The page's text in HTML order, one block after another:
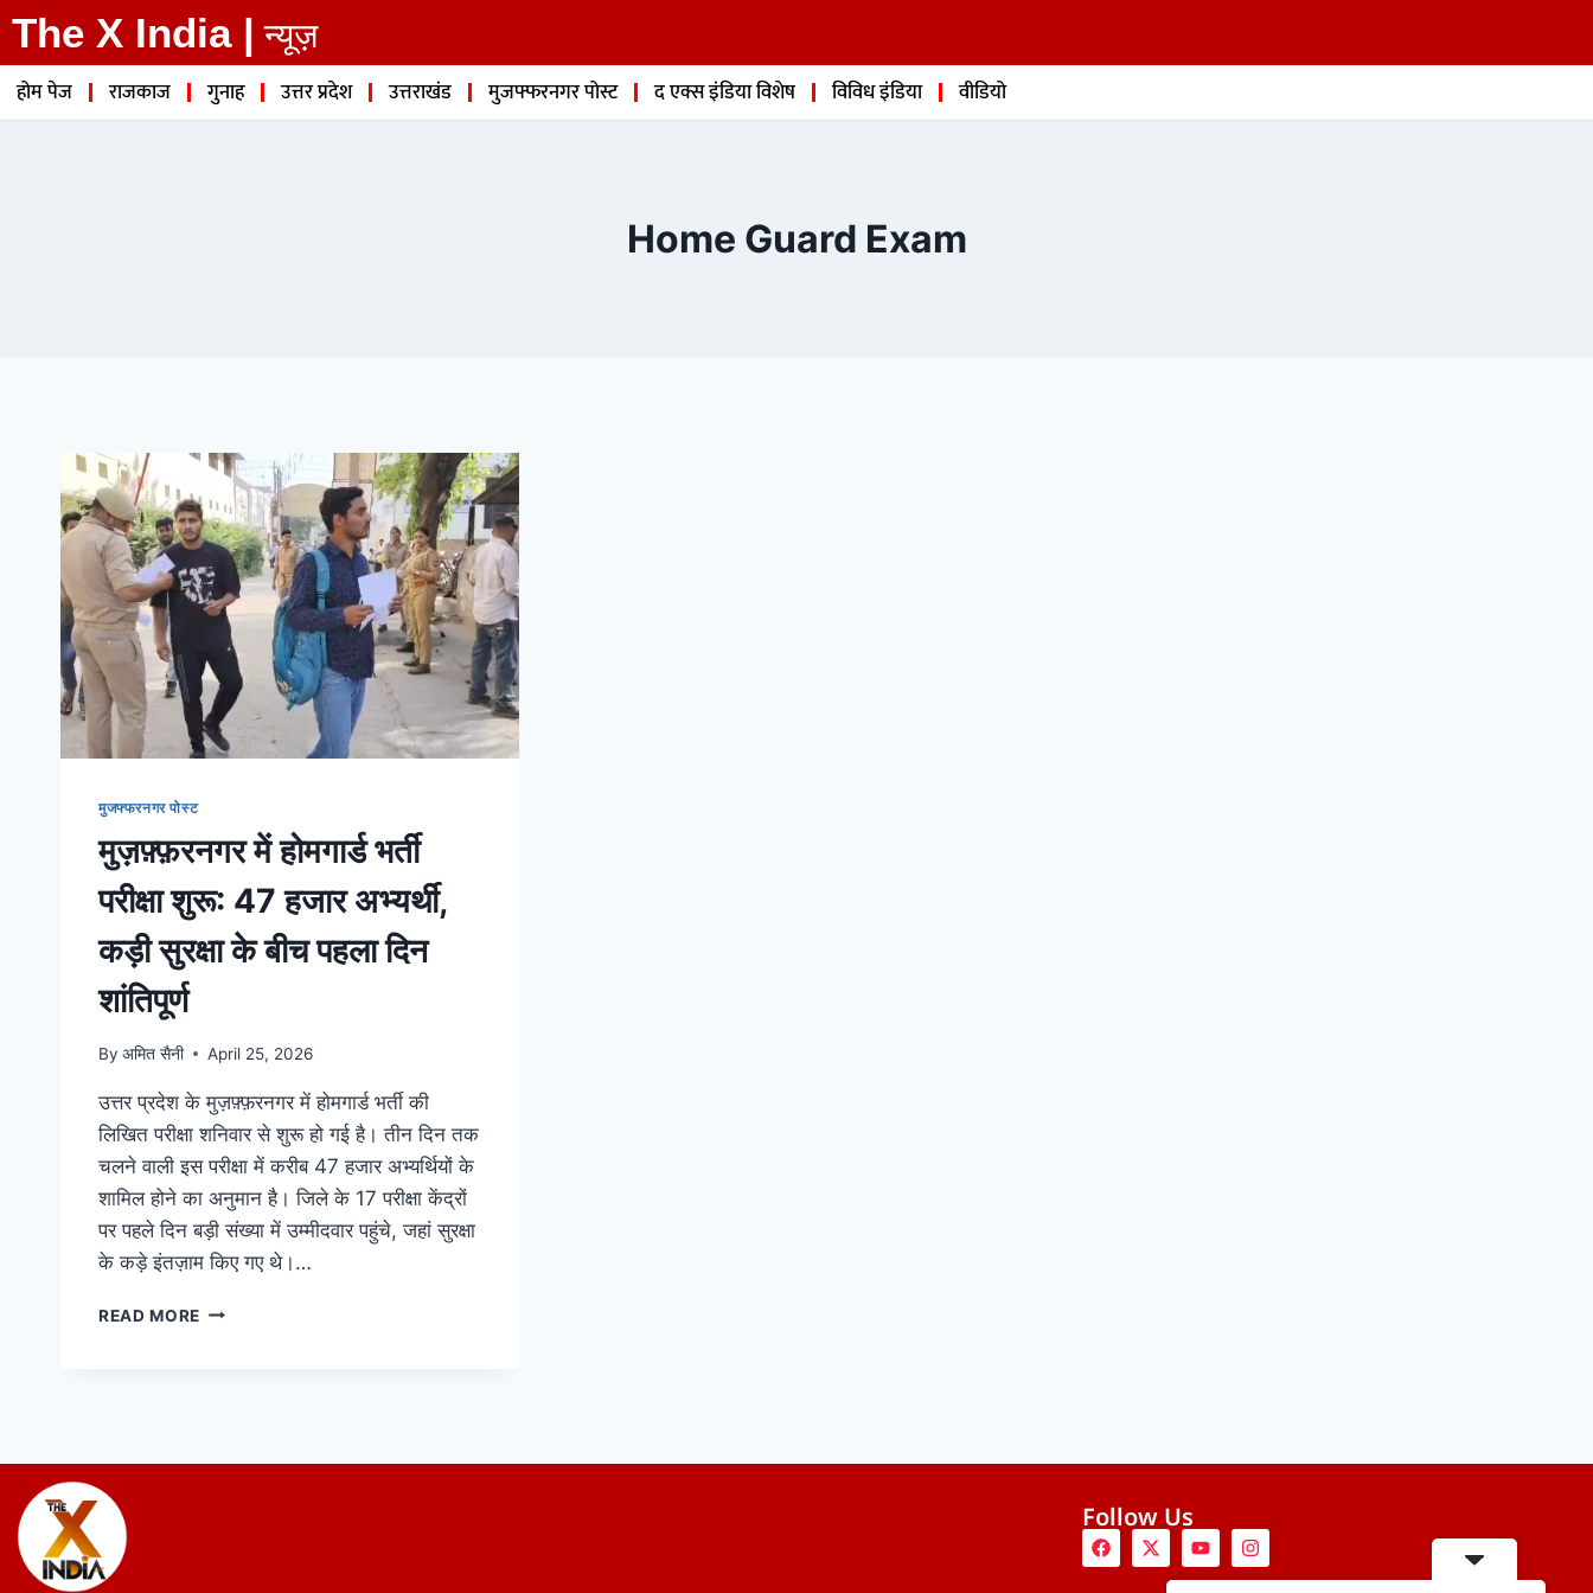
The X India | न्यूज़
होम पेज राजकाज गुनाह उत्तर प्रदेश उत्तराखंड मुजफ्फरनगर पोस्ट द एक्स इंडिया विशेष विविध इंडिया वीडियो
Home Guard Exam
मुजफ्फरनगर पोस्ट
मुज़फ़्फ़रनगर में होमगार्ड भर्ती
परीक्षा शुरू: 47 हजार अभ्यर्थी,
कड़ी सुरक्षा के बीच पहला दिन
शांतिपूर्ण
By अमित सैनी April 25, 2026
उत्तर प्रदेश के मुज़फ़्फ़रनगर में होमगार्ड भर्ती की
लिखित परीक्षा शनिवार से शुरू हो गई है। तीन दिन तक
चलने वाली इस परीक्षा में करीब 47 हजार अभ्यर्थियों के
शामिल होने का अनुमान है। जिले के 17 परीक्षा केंद्रों
पर पहले दिन बड़ी संख्या में उम्मीदवार पहुंचे, जहां सुरक्षा
के कड़े इंतज़ाम किए गए थे।…
READ MORE
Follow Us